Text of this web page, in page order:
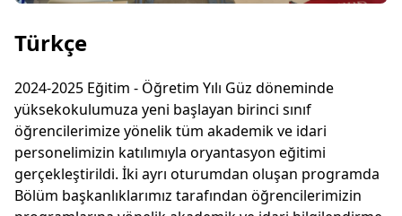
Türkçe
2024-2025 Eğitim - Öğretim Yılı Güz döneminde
yüksekokulumuza yeni başlayan birinci sınıf
öğrencilerimize yönelik tüm akademik ve idari
personelimizin katılımıyla oryantasyon eğitimi
gerçekleştirildi. İki ayrı oturumdan oluşan programda
Bölüm başkanlıklarımız tarafından öğrencilerimizin